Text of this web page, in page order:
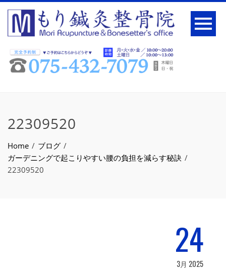
22309520
Home
ブログ
ガーデニングで起こりやすい腰の負担を減らす秘訣
22309520
24
3月 2025